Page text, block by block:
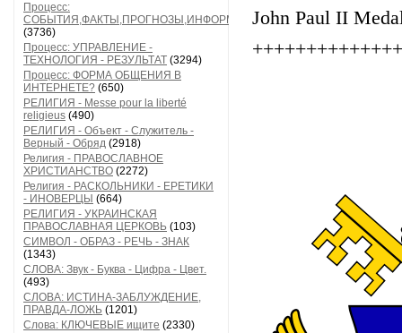
Процесс:
СОБЫТИЯ,ФАКТЫ,ПРОГНОЗЫ,ИНФОРМАЦИЯ
(3736)
Процесс: УПРАВЛЕНИЕ -
ТЕХНОЛОГИЯ - РЕЗУЛЬТАТ (3294)
Процесс: ФОРМА ОБЩЕНИЯ В
ИНТЕРНЕТЕ? (650)
РЕЛИГИЯ - Messe pour la liberté
religieus (490)
РЕЛИГИЯ - Объект - Служитель -
Верный - Обряд (2918)
Религия - ПРАВОСЛАВНОЕ
ХРИСТИАНСТВО (2272)
Религия - РАСКОЛЬНИКИ - ЕРЕТИКИ
- ИНОВЕРЦЫ (664)
РЕЛИГИЯ - УКРАИНСКАЯ
ПРАВОСЛАВНАЯ ЦЕРКОВЬ (103)
СИМВОЛ - ОБРАЗ - РЕЧЬ - ЗНАК
(1343)
СЛОВА: Звук - Буква - Цифра - Цвет.
(493)
СЛОВА: ИСТИНА-ЗАБЛУЖДЕНИЕ,
ПРАВДА-ЛОЖЬ (1201)
Слова: КЛЮЧЕВЫЕ ищите (2330)
John Paul II